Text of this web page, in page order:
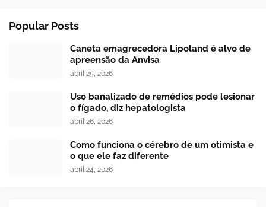
Popular Posts
Caneta emagrecedora Lipoland é alvo de
apreensão da Anvisa
abril 25, 2026
Uso banalizado de remédios pode lesionar
o fígado, diz hepatologista
abril 26, 2026
Como funciona o cérebro de um otimista e
o que ele faz diferente
abril 24, 2026